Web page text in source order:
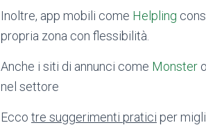
Inoltre, app mobili come Helpling
propria zona con flessibilità.
Anche i siti di annunci come Monster o
nel settore
Ecco tre suggerimenti pratici per